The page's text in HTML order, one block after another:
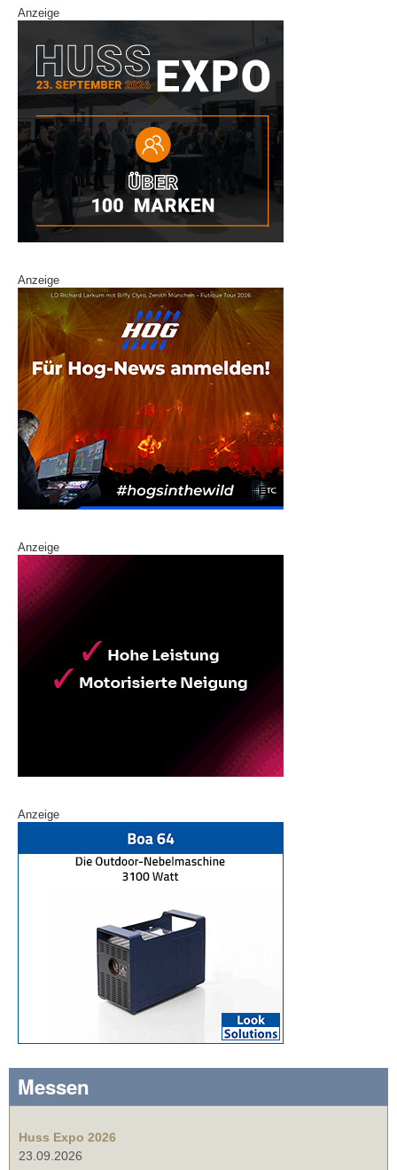
Anzeige
Anzeige
Anzeige
Anzeige
Messen
Huss Expo 2026
23.09.2026